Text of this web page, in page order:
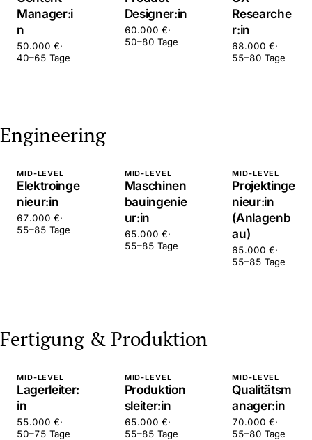
Manager:i
n
50.000 €·
40–65 Tage
Designer:in
60.000 €·
50–80 Tage
Researche
r:in
68.000 €·
55–80 Tage
Engineering
MID-LEVEL
Elektroinge
nieur:in
67.000 €·
55–85 Tage
MID-LEVEL
Maschinen
bauingenie
ur:in
65.000 €·
55–85 Tage
MID-LEVEL
Projektinge
nieur:in
(Anlagenb
au)
65.000 €·
55–85 Tage
Fertigung & Produktion
MID-LEVEL
Lagerleiter:
in
55.000 €·
50–75 Tage
MID-LEVEL
Produktion
sleiter:in
65.000 €·
55–85 Tage
MID-LEVEL
Qualitätsm
anager:in
70.000 €·
55–80 Tage